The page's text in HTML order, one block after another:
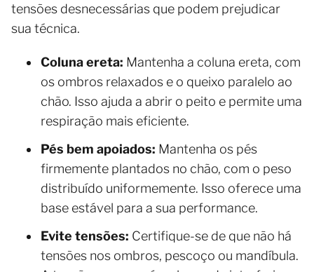
tensões desnecessárias que podem prejudicar
sua técnica.
Coluna ereta: Mantenha a coluna ereta, com
os ombros relaxados e o queixo paralelo ao
chão. Isso ajuda a abrir o peito e permite uma
respiração mais eficiente.
Pés bem apoiados: Mantenha os pés
firmemente plantados no chão, com o peso
distribuído uniformemente. Isso oferece uma
base estável para a sua performance.
Evite tensões: Certifique-se de que não há
tensões nos ombros, pescoço ou mandíbula.